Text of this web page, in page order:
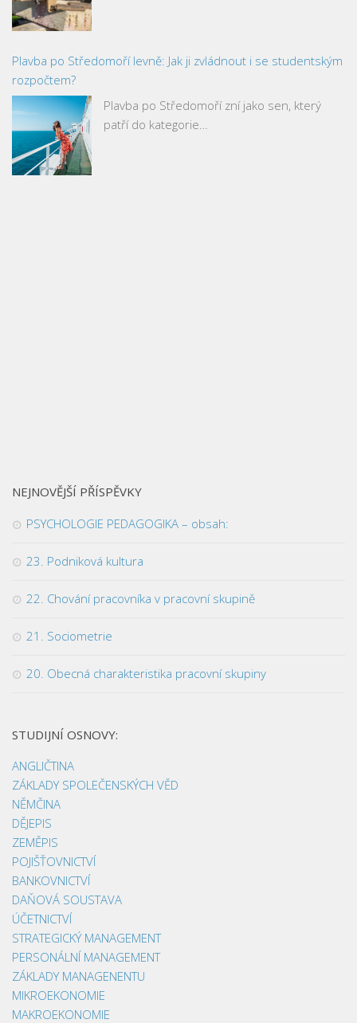
Plavba po Středomoří levně: Jak ji zvládnout i se studentským
rozpočtem?
Plavba po Středomoří zní jako sen, který
patří do kategorie…
NEJNOVĚJŠÍ PŘÍSPĚVKY
PSYCHOLOGIE PEDAGOGIKA – obsah:
23. Podniková kultura
22. Chování pracovníka v pracovní skupině
21. Sociometrie
20. Obecná charakteristika pracovní skupiny
STUDIJNÍ OSNOVY:
ANGLIČTINA
ZÁKLADY SPOLEČENSKÝCH VĚD
NĚMČINA
DĚJEPIS
ZEMĚPIS
POJIŠŤOVNICTVÍ
BANKOVNICTVÍ
DAŇOVÁ SOUSTAVA
ÚČETNICTVÍ
STRATEGICKÝ MANAGEMENT
PERSONÁLNÍ MANAGEMENT
ZÁKLADY MANAGENENTU
MIKROEKONOMIE
MAKROEKONOMIE